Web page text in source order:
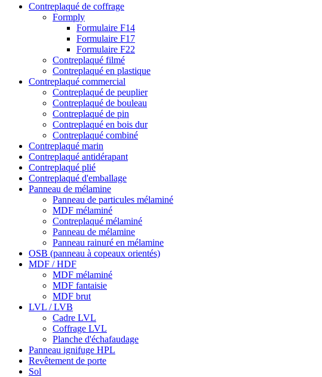
Contreplaqué de coffrage
Formply
Formulaire F14
Formulaire F17
Formulaire F22
Contreplaqué filmé
Contreplaqué en plastique
Contreplaqué commercial
Contreplaqué de peuplier
Contreplaqué de bouleau
Contreplaqué de pin
Contreplaqué en bois dur
Contreplaqué combiné
Contreplaqué marin
Contreplaqué antidérapant
Contreplaqué plié
Contreplaqué d'emballage
Panneau de mélamine
Panneau de particules mélaminé
MDF mélaminé
Contreplaqué mélaminé
Panneau de mélamine
Panneau rainuré en mélamine
OSB (panneau à copeaux orientés)
MDF / HDF
MDF mélaminé
MDF fantaisie
MDF brut
LVL / LVB
Cadre LVL
Coffrage LVL
Planche d'échafaudage
Panneau ignifuge HPL
Revêtement de porte
Sol